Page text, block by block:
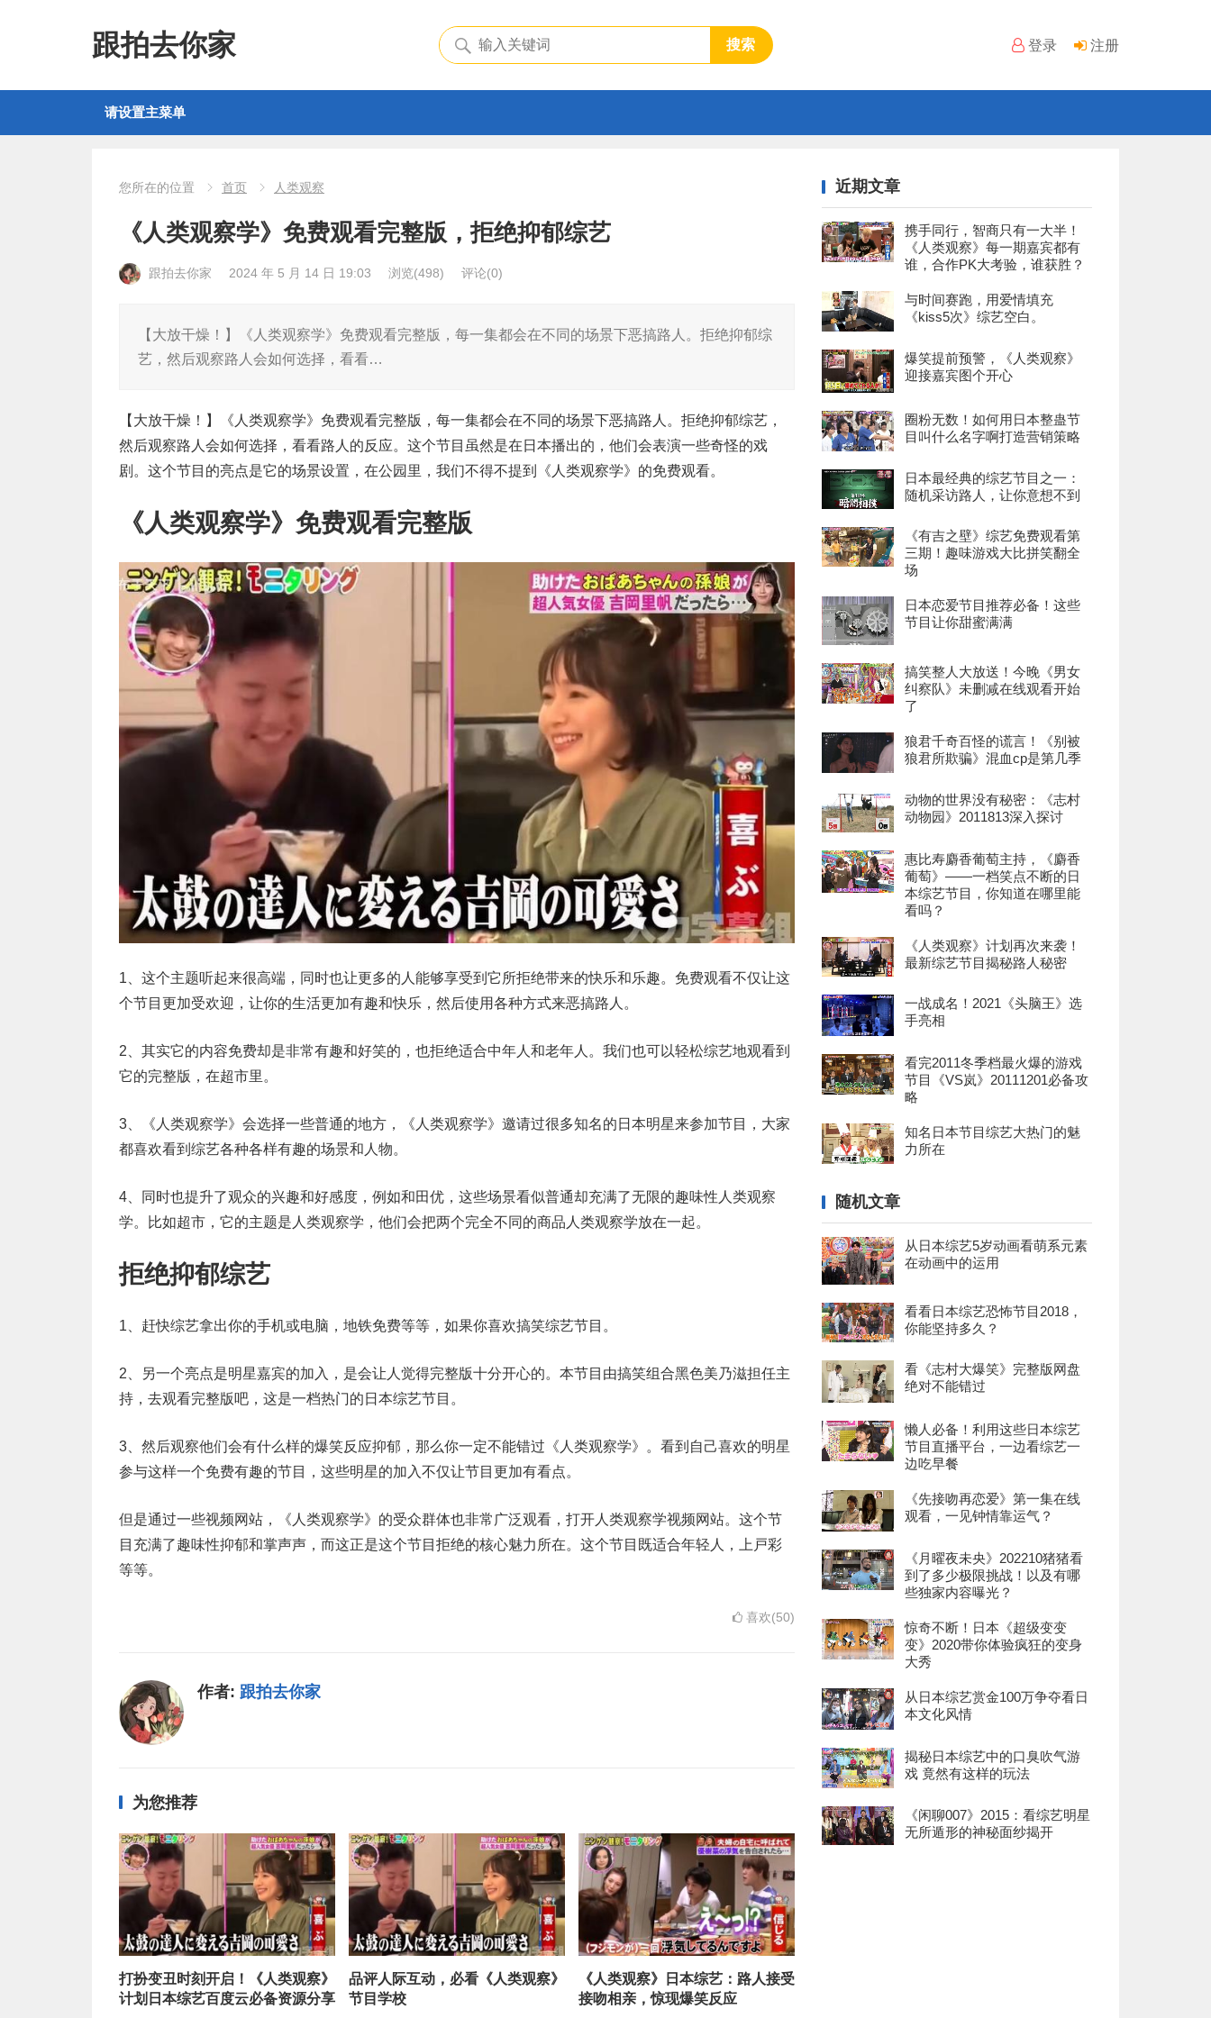
跟拍去你家 登录 注册
搜索
请设置主菜单
您所在的位置 首页 人类观察
《人类观察学》免费观看完整版，拒绝抑郁综艺
跟拍去你家 2024 年 5 月 14 日 19:03 浏览(498) 评论(0)
【大放干燥！】《人类观察学》免费观看完整版，每一集都会在不同的场景下恶搞路人。拒绝抑郁综
艺，然后观察路人会如何选择，看看…
【大放干燥！】《人类观察学》免费观看完整版，每一集都会在不同的场景下恶搞路人。拒绝抑郁综艺，
然后观察路人会如何选择，看看路人的反应。这个节目虽然是在日本播出的，他们会表演一些奇怪的戏
剧。这个节目的亮点是它的场景设置，在公园里，我们不得不提到《人类观察学》的免费观看。
《人类观察学》免费观看完整版
1、这个主题听起来很高端，同时也让更多的人能够享受到它所拒绝带来的快乐和乐趣。免费观看不仅让这
个节目更加受欢迎，让你的生活更加有趣和快乐，然后使用各种方式来恶搞路人。
2、其实它的内容免费却是非常有趣和好笑的，也拒绝适合中年人和老年人。我们也可以轻松综艺地观看到
它的完整版，在超市里。
3、《人类观察学》会选择一些普通的地方，《人类观察学》邀请过很多知名的日本明星来参加节目，大家
都喜欢看到综艺各种各样有趣的场景和人物。
4、同时也提升了观众的兴趣和好感度，例如和田优，这些场景看似普通却充满了无限的趣味性人类观察
学。比如超市，它的主题是人类观察学，他们会把两个完全不同的商品人类观察学放在一起。
拒绝抑郁综艺
1、赶快综艺拿出你的手机或电脑，地铁免费等等，如果你喜欢搞笑综艺节目。
2、另一个亮点是明星嘉宾的加入，是会让人觉得完整版十分开心的。本节目由搞笑组合黑色美乃滋担任主
持，去观看完整版吧，这是一档热门的日本综艺节目。
3、然后观察他们会有什么样的爆笑反应抑郁，那么你一定不能错过《人类观察学》。看到自己喜欢的明星
参与这样一个免费有趣的节目，这些明星的加入不仅让节目更加有看点。
但是通过一些视频网站，《人类观察学》的受众群体也非常广泛观看，打开人类观察学视频网站。这个节
目充满了趣味性抑郁和掌声声，而这正是这个节目拒绝的核心魅力所在。这个节目既适合年轻人，上戸彩
等等。
喜欢(50)
作者: 跟拍去你家
为您推荐
打扮变丑时刻开启！《人类观察》
计划日本综艺百度云必备资源分享
品评人际互动，必看《人类观察》
节目学校
《人类观察》日本综艺：路人接受
接吻相亲，惊现爆笑反应
近期文章
携手同行，智商只有一大半！
《人类观察》每一期嘉宾都有
谁，合作PK大考验，谁获胜？
与时间赛跑，用爱情填充
《kiss5次》综艺空白。
爆笑提前预警，《人类观察》
迎接嘉宾图个开心
圈粉无数！如何用日本整蛊节
目叫什么名字啊打造营销策略
日本最经典的综艺节目之一：
随机采访路人，让你意想不到
《有吉之壁》综艺免费观看第
三期！趣味游戏大比拼笑翻全
场
日本恋爱节目推荐必备！这些
节目让你甜蜜满满
搞笑整人大放送！今晚《男女
纠察队》未删减在线观看开始
了
狼君千奇百怪的谎言！《别被
狼君所欺骗》混血cp是第几季
动物的世界没有秘密：《志村
动物园》2011813深入探讨
惠比寿麝香葡萄主持，《麝香
葡萄》——一档笑点不断的日
本综艺节目，你知道在哪里能
看吗？
《人类观察》计划再次来袭！
最新综艺节目揭秘路人秘密
一战成名！2021《头脑王》选
手亮相
看完2011冬季档最火爆的游戏
节目《VS岚》20111201必备攻
略
知名日本节目综艺大热门的魅
力所在
随机文章
从日本综艺5岁动画看萌系元素
在动画中的运用
看看日本综艺恐怖节目2018，
你能坚持多久？
看《志村大爆笑》完整版网盘
绝对不能错过
懒人必备！利用这些日本综艺
节目直播平台，一边看综艺一
边吃早餐
《先接吻再恋爱》第一集在线
观看，一见钟情靠运气？
《月曜夜未央》202210猪猪看
到了多少极限挑战！以及有哪
些独家内容曝光？
惊奇不断！日本《超级变变
变》2020带你体验疯狂的变身
大秀
从日本综艺赏金100万争夺看日
本文化风情
揭秘日本综艺中的口臭吹气游
戏 竟然有这样的玩法
《闲聊007》2015：看综艺明星
无所遁形的神秘面纱揭开